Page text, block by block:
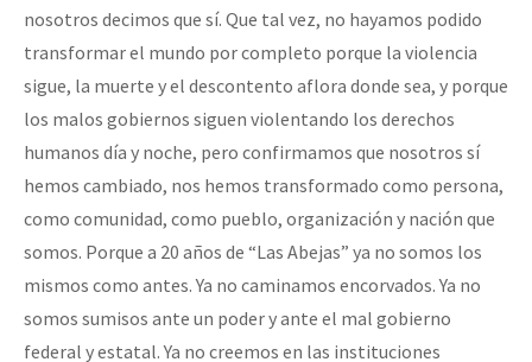
nosotros decimos que sí. Que tal vez, no hayamos podido
transformar el mundo por completo porque la violencia
sigue, la muerte y el descontento aflora donde sea, y porque
los malos gobiernos siguen violentando los derechos
humanos día y noche, pero confirmamos que nosotros sí
hemos cambiado, nos hemos transformado como persona,
como comunidad, como pueblo, organización y nación que
somos. Porque a 20 años de “Las Abejas” ya no somos los
mismos como antes. Ya no caminamos encorvados. Ya no
somos sumisos ante un poder y ante el mal gobierno
federal y estatal. Ya no creemos en las instituciones